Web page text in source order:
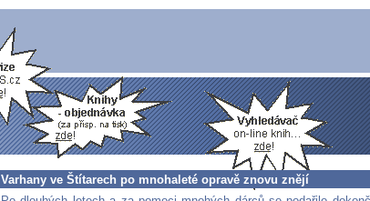
Varhany ve Štítarech po mnohaleté opravě znovu znějí